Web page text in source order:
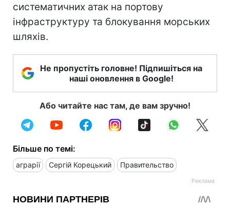
систематичних атак на портову
інфраструктуру та блокування морських
шляхів.
Не пропустіть головне! Підпишіться на
наші оновлення в Google!
Або читайте нас там, де вам зручно!
Більше по темі:
аграрії Сергій Корецький Правительство